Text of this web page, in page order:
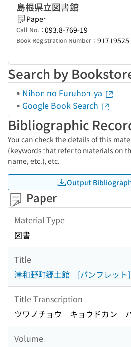
島根県立図書館
Paper
Call No.： 093.8-769-19
Book Registration Number：
Search by
Nihon no Furuhon-ya
Google Book Search
Bibliographic
You can check the details of this
(keywords that refer to materials on
name, etc.), etc.
Output
Paper
Material Type
図書
Title
津和野町郷土館 [パンフレット]
Title Transcription
ツワノチョウ キョウドカン
Volume